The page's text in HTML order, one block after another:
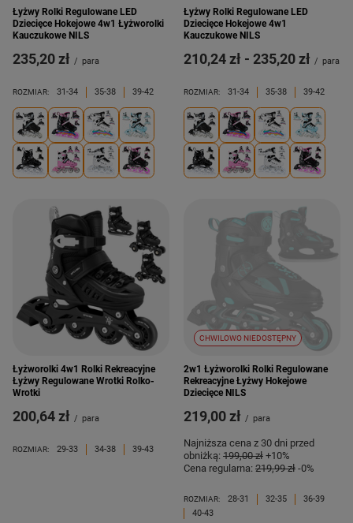
Łyżwy Rolki Regulowane LED
Dziecięce Hokejowe 4w1 Łyżworolki
Kauczukowe NILS
235,20 zł / para
ROZMIAR: 31-34 35-38 39-42
Łyżwy Rolki Regulowane LED
Dziecięce Hokejowe 4w1
Kauczukowe NILS
od
210,24 zł - do
235,20 zł / para
ROZMIAR: 31-34 35-38 39-42
Łyżworolki 4w1 Rolki Rekreacyjne
Łyżwy Regulowane Wrotki Rolko-
Wrotki
200,64 zł / para
ROZMIAR: 29-33 34-38 39-43
CHWILOWO NIEDOSTĘPNY
2w1 Łyżworolki Rolki Regulowane
Rekreacyjne Łyżwy Hokejowe
Dziecięce NILS
219,00 zł / para
Najniższa cena z 30 dni przed
obniżką: 199,00 zł +10%
Cena regularna: 219,99 zł -0%
ROZMIAR: 28-31 32-35
36-39
40-43